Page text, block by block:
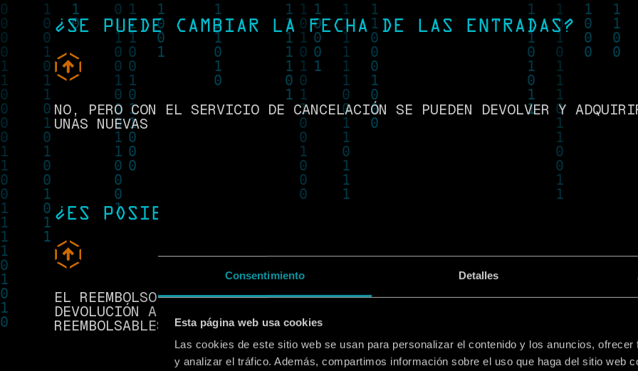
Consentimiento Detalles
Esta página web usa cookies
Las cookies de este sitio web se usan para personalizar el contenido y los anuncios,
y analizar el tráfico. Además, compartimos información sobre el uso que haga del sitio web
¿SE PUEDE CAMBIAR LA FECHA DE LAS ENTRADAS?
NO, PERO CON EL SERVICIO DE CANCELACIÓN SE PUEDEN DEVOLVER Y
UNAS NUEVAS
¿ES POSIBLE SOLICITAR UN REEMBOLSO?
EL REEMBOLSO ÚNICAMENTE SE OFRECE SI SE CONTRATÓ EL SERVICIO DE
DEVOLUCIÓN AL COMPRAR LA ENTRADA. DE LO CONTRARIO, LAS ENTRADAS NO
REEMBOLSABLES.